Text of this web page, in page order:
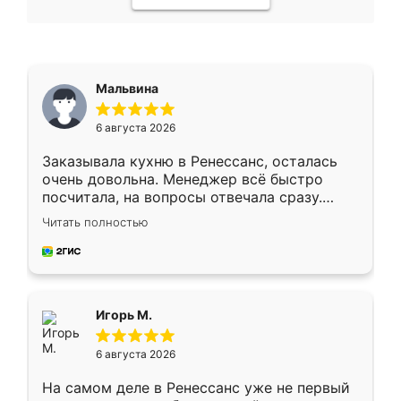
Мальвина
6 августа 2026
Заказывала кухню в Ренессанс, осталась
очень довольна. Менеджер всё быстро
посчитала, на вопросы отвечала сразу.
Замерщик приехал в субботу, подошёл к
делу со всей ответственностью. Собрали
за день, ребята работали аккуратно, даже
Читать полностью
Игорь М.
6 августа 2026
На самом деле в Ренессанс уже не первый